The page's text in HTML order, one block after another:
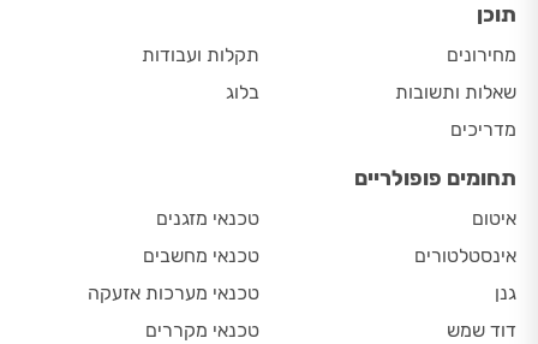
תוכן
מחירונים
שאלות ותשובות
מדריכים
תקלות ועבודות
בלוג
תחומים פופולריים
איטום
אינסטלטורים
גנן
דוד שמש
טכנאי מזגנים
טכנאי מחשבים
טכנאי מערכות אזעקה
טכנאי מקררים